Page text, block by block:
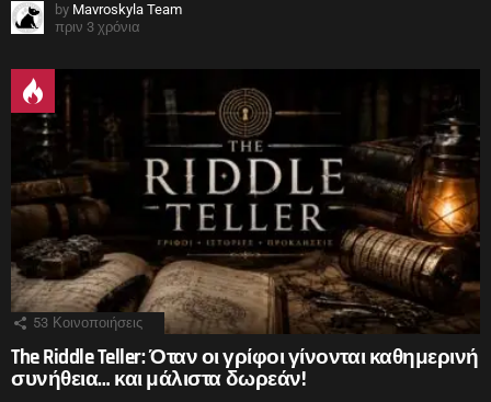
by Mavroskyla Team
πριν 3 χρόνια
53 Κοινοποιήσεις
The Riddle Teller: Όταν οι γρίφοι γίνονται καθημερινή
συνήθεια… και μάλιστα δωρεάν!